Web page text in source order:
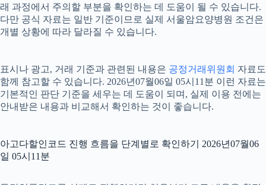
래 과정에서 주의할 부분을 확인하는 데 도움이 될 수 있습니다.
다만 공식 자료는 일반 기준이므로 실제 서울암요양병원 조건은
개별 상황에 따라 달라질 수 있습니다.
표시나 광고, 거래 기준과 관련된 내용은 공정거래위원회 자료도
함께 참고할 수 있습니다. 2026년07월06일 05시11분 이런 자료는
기본적인 판단 기준을 세우는 데 도움이 되며, 실제 이용 전에는
안내받은 내용과 비교해서 확인하는 것이 좋습니다.
아고다할인코드 진행 흐름을 단계별로 확인하기 2026년07월06
일 05시11분